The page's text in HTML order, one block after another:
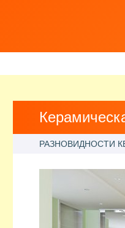
РАЗНОВИДНОСТИ